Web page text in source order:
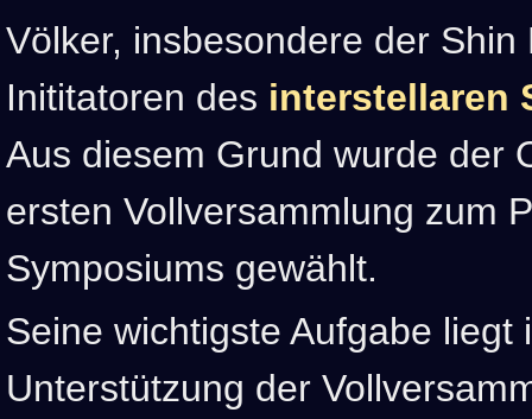
Völker, insbesondere der Shin
Inititatoren des interstellaren
Aus diesem Grund wurde der
ersten Vollversammlung zum
Symposiums gewählt.
Seine wichtigste Aufgabe
Unterstützung der